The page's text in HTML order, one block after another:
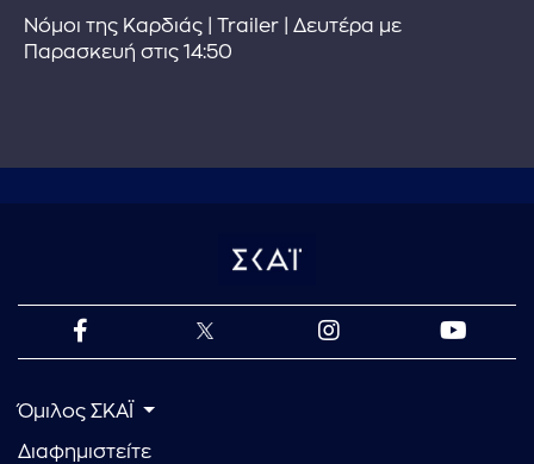
Νόμοι της Καρδιάς | Trailer | Δευτέρα με
Παρασκευή στις 14:50
Όμιλος ΣΚΑΪ
Διαφημιστείτε